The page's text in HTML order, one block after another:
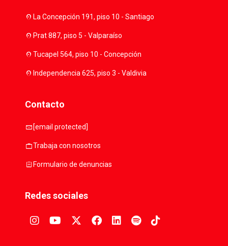
location_onLa Concepción 191, piso 10 - Santiago
location_onPrat 887, piso 5 - Valparaíso
location_onTucapel 564, piso 10 - Concepción
location_onIndependencia 625, piso 3 - Valdivia
Contacto
mail [email protected]
workTrabaja con nosotros
assignmentFormulario de denuncias
Redes sociales